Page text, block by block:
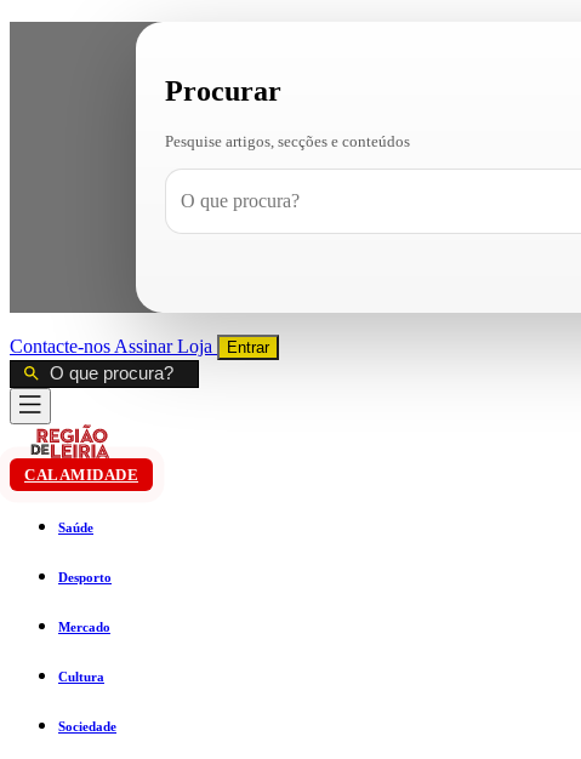
Procurar
Pesquise artigos, secções e conteúdos
Contacte-nos AssinarLoja Entrar
CALAMIDADE
Saúde
Desporto
Mercado
Cultura
Sociedade